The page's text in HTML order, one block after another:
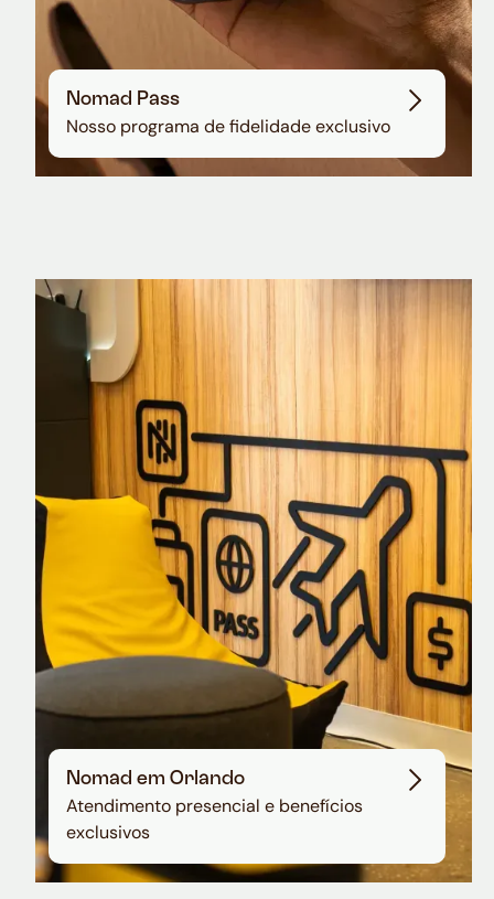
Nomad Pass
Nosso programa de fidelidade exclusivo
Nomad Explorer
Cartão de crédito brasileiro com cashback
em dólar
Nomad em Orlando
Atendimento presencial e benefícios
exclusivos